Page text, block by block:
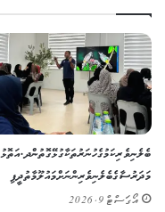
ބެލެނިވެރިކަމުގެ ހުނަރުތަކާ ގުޅޭގޮތުން ދ. އަތޮޅު
މަދަރުސާގެ ބެލެނިވެރިންނަށް މައުލޫމާތުދީފި
އޯގަސްޓް 9, 2026